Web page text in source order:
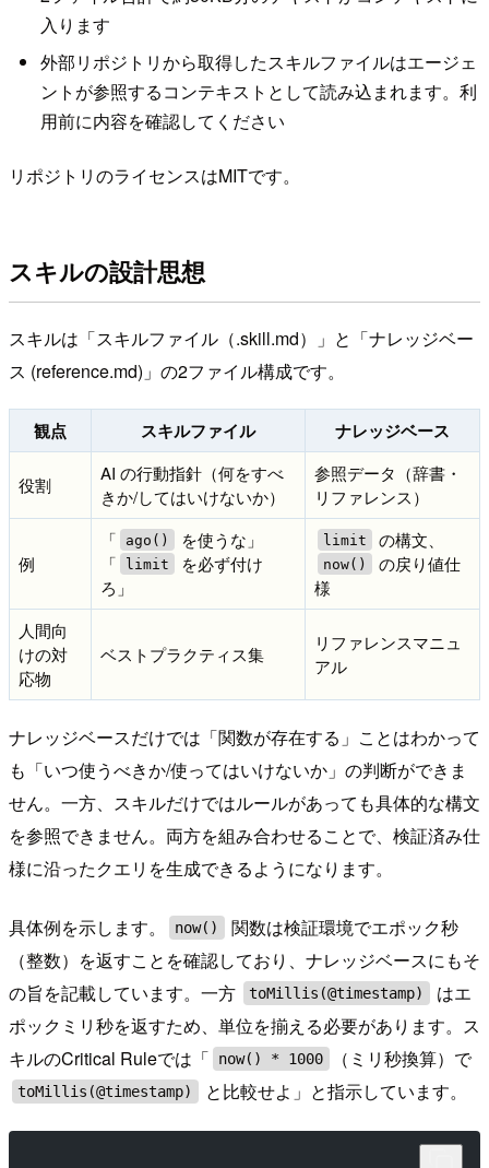
入ります
外部リポジトリから取得したスキルファイルはエージェ
ントが参照するコンテキストとして読み込まれます。利
用前に内容を確認してください
リポジトリのライセンスはMITです。
スキルの設計思想
スキルは「スキルファイル（.skill.md）」と「ナレッジベー
ス (reference.md)」の2ファイル構成です。
観点 スキルファイル ナレッジベース
役割
AI の行動指針（何をすべ
きか/してはいけないか）
参照データ（辞書・
リファレンス）
例
「 ago()
を使うな」
「
limit
を必ず付け
ろ」
limit の構文、
now()
の戻り値仕
様
人間向
けの対
応物
ベストプラクティス集
リファレンスマニュ
アル
ナレッジベースだけでは「関数が存在する」ことはわかって
も「いつ使うべきか/使ってはいけないか」の判断ができま
せん。一方、スキルだけではルールがあっても具体的な構文
を参照できません。両方を組み合わせることで、検証済み仕
様に沿ったクエリを生成できるようになります。
具体例を示します。 now()
関数は検証環境でエポック秒
（整数）を返すことを確認しており、ナレッジベースにもそ
の旨を記載しています。一方
toMillis(@timestamp)
はエ
ポックミリ秒を返すため、単位を揃える必要があります。ス
キルのCritical Ruleでは「
now() * 1000 （ミリ秒換算）で
toMillis(@timestamp) と比較せよ」と指示しています。